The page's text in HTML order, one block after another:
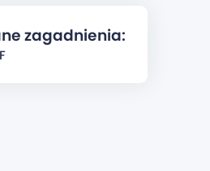
zagadnienia: